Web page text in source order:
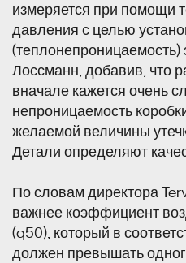
измеряется при помощи
давления с целью
(теплонепроницаемость)
Лоссманн, добавив, что
вначале кажется очень
непроницаемость
желаемой величины
Детали определяют
По словам директора
важнее коэффициент
(q50), который в
должен превышать